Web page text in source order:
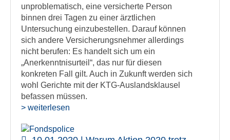
unproblematisch, eine versicherte Person
binnen drei Tagen zu einer ärztlichen
Untersuchung einzubestellen. Darauf können
sich andere Versicherungsnehmer allerdings
nicht berufen: Es handelt sich um ein
„Anerkenntnisurteil“, das nur für diesen
konkreten Fall gilt. Auch in Zukunft werden sich
wohl Gerichte mit der KTG-Auslandsklausel
befassen müssen.
> weiterlesen